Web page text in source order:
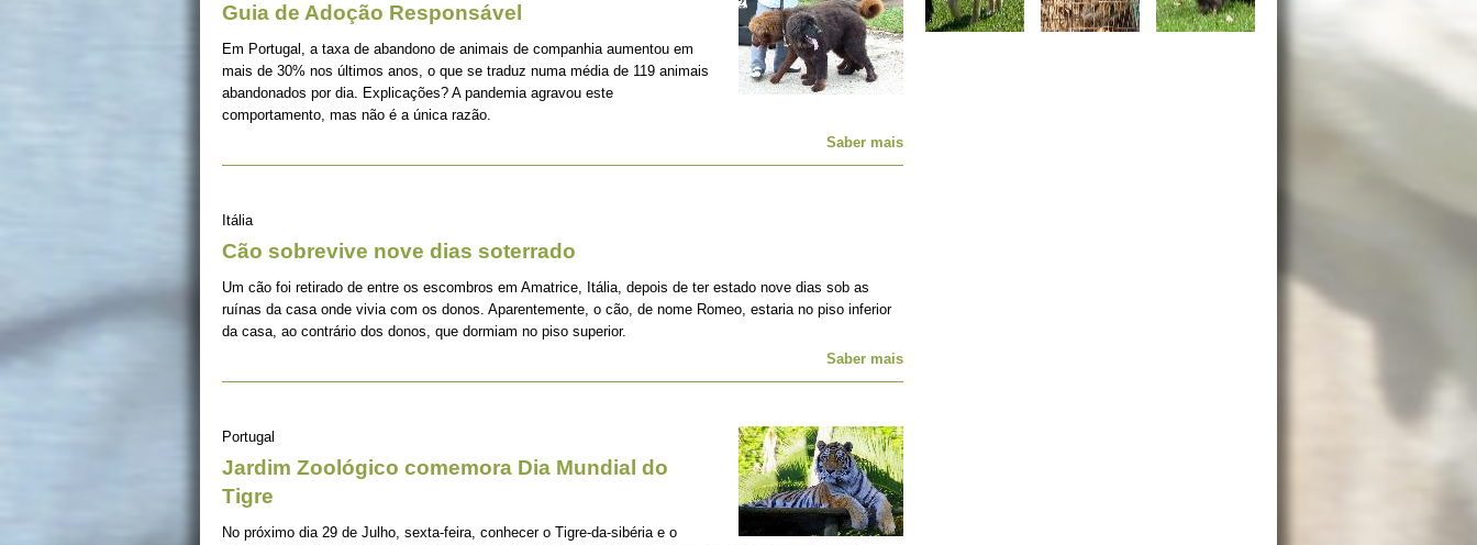
Guia de Adoção Responsável
Em Portugal, a taxa de abandono de animais de companhia aumentou em
mais de 30% nos últimos anos, o que se traduz numa média de 119 animais
abandonados por dia. Explicações? A pandemia agravou este
comportamento, mas não é a única razão.
Saber mais
Itália
Cão sobrevive nove dias soterrado
Um cão foi retirado de entre os escombros em Amatrice, Itália, depois de ter estado nove dias sob as
ruínas da casa onde vivia com os donos. Aparentemente, o cão, de nome Romeo, estaria no piso inferior
da casa, ao contrário dos donos, que dormiam no piso superior.
Saber mais
Portugal
Jardim Zoológico comemora Dia Mundial do
Tigre
No próximo dia 29 de Julho, sexta-feira, conhecer o Tigre-da-sibéria e o